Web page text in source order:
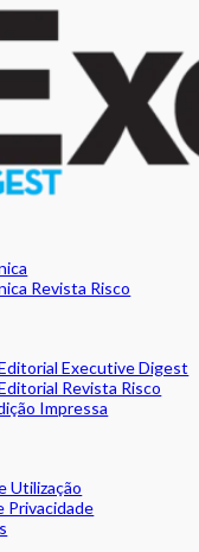
Revista Risco
Executive Digest
Revista Risco
Impressa
Utilização
Privacidade